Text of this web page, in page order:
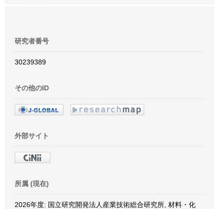
研究者番号
30239389
その他のID
外部サイト
所属 (現在)
2026年度: 国立研究開発法人産業技術総合研究所, 材料・化